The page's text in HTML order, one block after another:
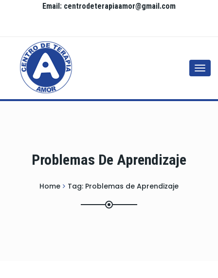
Email: centrodeterapiaamor@gmail.com
Problemas De Aprendizaje
Home Tag: Problemas de Aprendizaje